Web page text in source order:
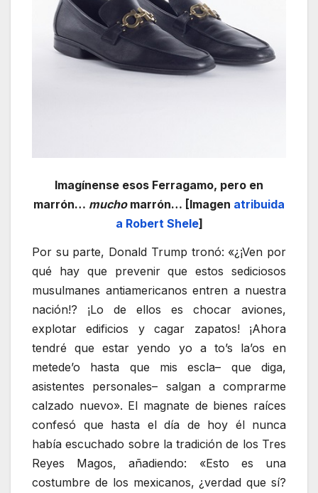
Imagínense esos Ferragamo, pero en
marrón… muchomarrón… [Imagen atribuida
a Robert Shele]
Por su parte, Donald Trump tronó: «¿¡Ven por
qué hay que prevenir que estos sediciosos
musulmanes antiamericanos entren a nuestra
nación!? ¡Lo de ellos es chocar aviones,
explotar edificios y cagar zapatos! ¡Ahora
tendré que estar yendo yo a to’s la’os en
metede’o hasta que mis escla– que diga,
asistentes personales– salgan a comprarme
calzado nuevo». El magnate de bienes raíces
confesó que hasta el día de hoy él nunca
había escuchado sobre la tradición de los Tres
Reyes Magos, añadiendo: «Esto es una
costumbre de los mexicanos, ¿verdad que sí?